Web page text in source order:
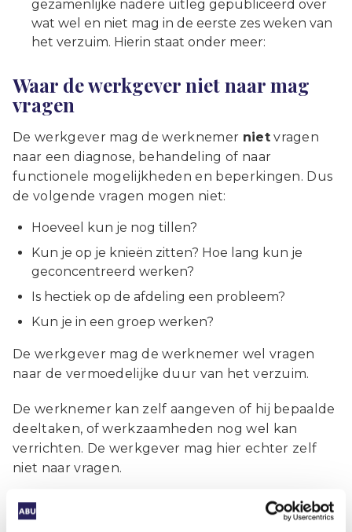
gezamenlijke nadere uitleg gepubliceerd over
wat wel en niet mag in de eerste zes weken van
het verzuim. Hierin staat onder meer:
Waar de werkgever niet naar mag
vragen
De werkgever mag de werknemer nietvragen
naar een diagnose, behandeling of naar
functionele mogelijkheden en beperkingen. Dus
de volgende vragen mogen niet:
Hoeveel kun je nog tillen?
Kun je op je knieën zitten? Hoe lang kun je
geconcentreerd werken?
Is hectiek op de afdeling een probleem?
Kun je in een groep werken?
De werkgever mag de werknemer wel vragen
naar de vermoedelijke duur van het verzuim.
De werknemer kan zelf aangeven of hij bepaalde
deeltaken, of werkzaamheden nog wel kan
verrichten. De werkgever mag hier echter zelf
niet naar vragen.
Als er op initiatief van de werknemer eventueel
gesproken is over functionele mogelijkheden,